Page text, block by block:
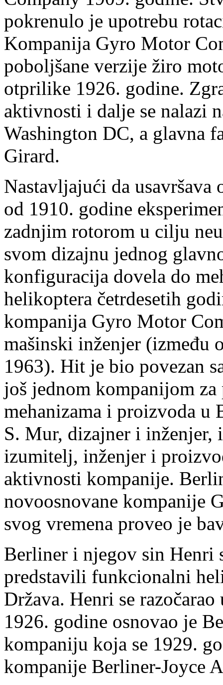
pokrenulo je upotrebu
Kompanija Gyro Motor
poboljšane verzije žiro
otprilike 1926. godine.
aktivnosti i dalje se nalazi
Washington DC, a glavna
Girard.
Nastavljajući da
od 1910. godine
zadnjim rotorom u cilju
svom dizajnu jednog
konfiguracija dovela do
helikoptera četrdesetih
kompanija Gyro Motor
mašinski inženjer (između
1963). Hit je bio povezan
još jednom kompanijom
mehanizama i proizvoda
S. Mur, dizajner i inženjer,
izumitelj, inženjer i
aktivnosti kompanije.
novoosnovane kompanije
svog vremena proveo je
Berliner i njegov sin Henri
predstavili funkcionalni
Država. Henri se
1926. godine osnovao je
kompaniju koja se 1929.
kompanije Berliner-Joyce